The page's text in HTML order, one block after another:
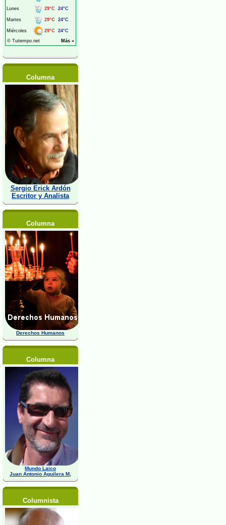
Columna
Sergio Erick Ardón
Escritor y Analista
Columna
Derechos Humanos
Columna
Mundo Laico
Juan Antonio Aguilera M,
Columnista